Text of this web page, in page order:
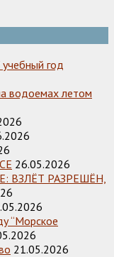
год
водоемах летом
26.05.2026
ВЗЛЁТ РАЗРЕШЁН,
“Морское
21.05.2026